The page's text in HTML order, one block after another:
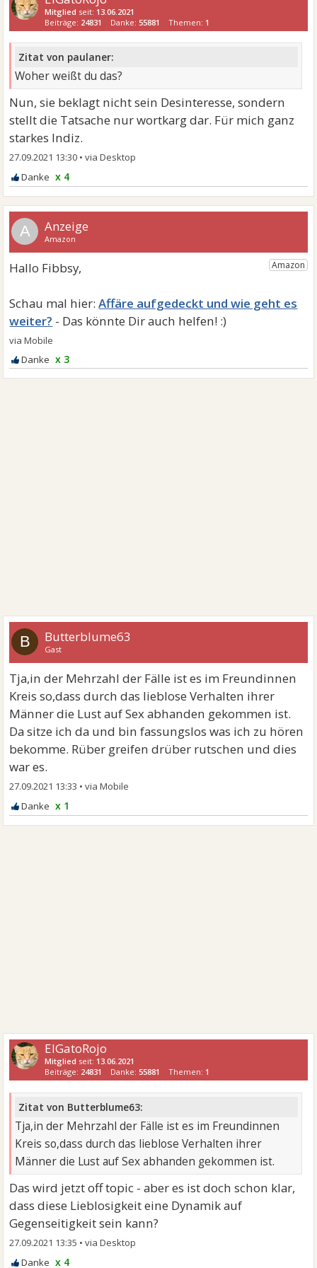
Mitglied seit: 13.06.2021
Beiträge: 24831 Danke: 55881 Themen: 1
Zitat von paulaner:
Woher weißt du das?
Nun, sie beklagt nicht sein Desinteresse, sondern
stellt die Tatsache nur wortkarg dar. Für mich ganz
starkes Indiz.
27.09.2021 13:30 •
x 4
A
Affäre aufgedeckt und wie geht es
weiter?
x 3
B Butterblume63
Gast
Tja,in der Mehrzahl der Fälle ist es im Freundinnen
Kreis so,dass durch das lieblose Verhalten ihrer
Männer die Lust auf Sex abhanden gekommen ist.
Da sitze ich da und bin fassungslos was ich zu hören
bekomme. Rüber greifen drüber rutschen und dies
war es.
27.09.2021 13:33 •
x 1
ElGatoRojo
Mitglied seit: 13.06.2021
Beiträge: 24831 Danke:55881 Themen: 1
Zitat von Butterblume63:
Tja,in der Mehrzahl der Fälle ist es im Freundinnen
Kreis so,dass durch das lieblose Verhalten ihrer
Männer die Lust auf Sex abhanden gekommen ist.
Das wird jetzt off topic - aber es ist doch schon klar,
dass diese Lieblosigkeit eine Dynamik auf
Gegenseitigkeit sein kann?
27.09.2021 13:35 •
x 4